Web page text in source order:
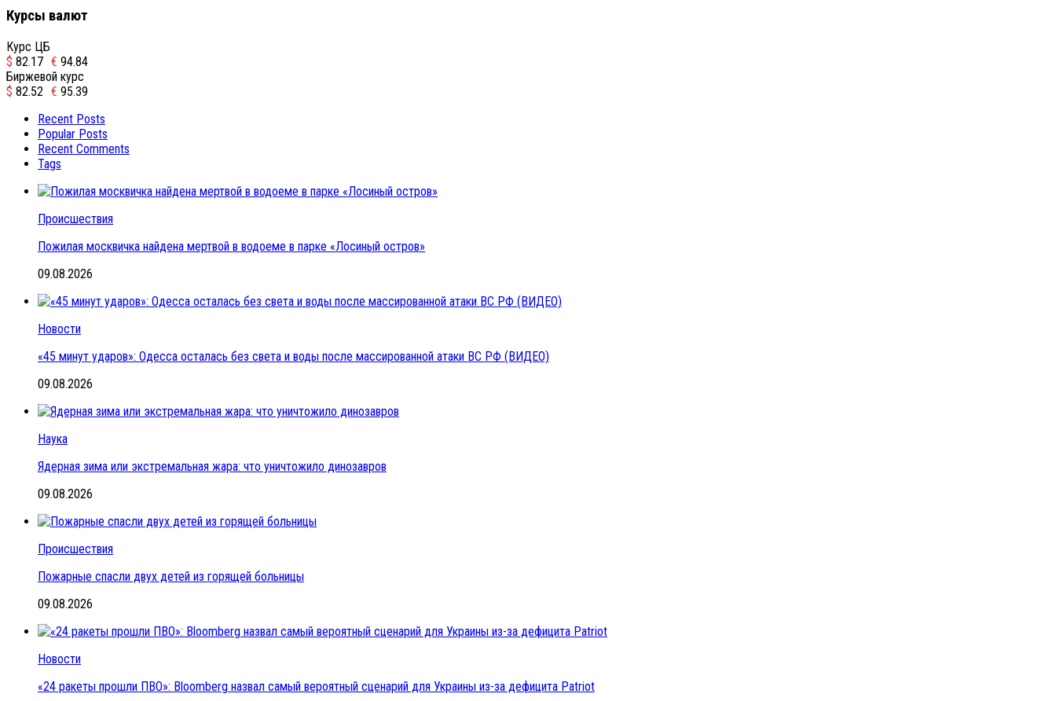
Курсы валют
Курс ЦБ
$ 82.17 € 94.84
Биржевой курс
$ 82.52 € 95.39
Recent Posts
Popular Posts
Recent Comments
Tags
Происшествия
Пожилая москвичка найдена мертвой в водоеме в парке «Лосиный остров»
09.08.2026
Новости
«45 минут ударов»: Одесса осталась без света и воды после массированной атаки ВС РФ (ВИДЕО)
09.08.2026
Наука
Ядерная зима или экстремальная жара: что уничтожило динозавров
09.08.2026
Происшествия
Пожарные спасли двух детей из горящей больницы
09.08.2026
Новости
«24 ракеты прошли ПВО»: Bloomberg назвал самый вероятный сценарий для Украины из-за дефицита Patriot